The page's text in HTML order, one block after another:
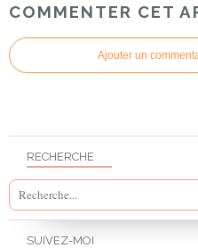
COMMENTER CET
Ajouter un
SUIVEZ-MOI
RECHERCHE